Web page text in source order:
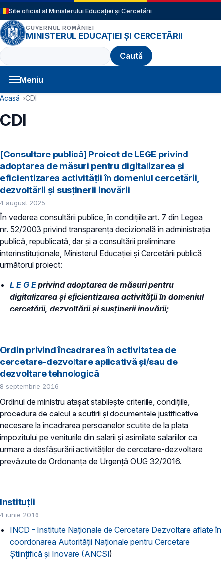
Sari la conținutul principal
Site oficial al Ministerului Educației și Cercetării
GUVERNUL ROMÂNIEI
MINISTERUL EDUCAȚIEI ȘI CERCETĂRII
Caută
Meniu
Navigație principală
Cale de navigare
Acasă CDI
CDI
[Consultare publică] Proiect de LEGE privind
adoptarea de măsuri pentru digitalizarea și
eficientizarea activității în domeniul cercetării,
dezvoltării și susținerii inovării
4 august 2025
În vederea consultării publice, în condiţiile art. 7 din Legea
nr. 52/2003 privind transparenţa decizională în administraţia
publică, republicată, dar și a consultării preliminare
interinstituționale, Ministerul Educaţiei și Cercetării publică
următorul proiect:
L E G E privind adoptarea de măsuri pentru
digitalizarea și eficientizarea activității în domeniul
cercetării, dezvoltării și susținerii inovării;
Ordin privind încadrarea în activitatea de
cercetare-dezvoltare aplicativă şi/sau de
dezvoltare tehnologică
8 septembrie 2016
Ordinul de ministru ataşat stabileşte criteriile, condiţiile,
procedura de calcul a scutirii şi documentele justificative
necesare la încadrarea persoanelor scutite de la plata
impozitului pe veniturile din salarii şi asimilate salariilor ca
urmare a desfăşurării activităţilor de cercetare-dezvoltare
prevăzute de Ordonanţa de Urgenţă OUG 32/2016.
Instituții
4 iunie 2016
INCD - Institute Naţionale de Cercetare Dezvoltare aflate în
coordonarea Autorității Naţionale pentru Cercetare
Ştiinţifică şi Inovare (ANCSI)